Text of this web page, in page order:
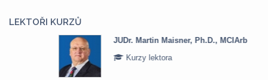
LEKTOŘI KURZŮ
JUDr. Martin Maisner, Ph.D., MCIArb
Kurzy lektora